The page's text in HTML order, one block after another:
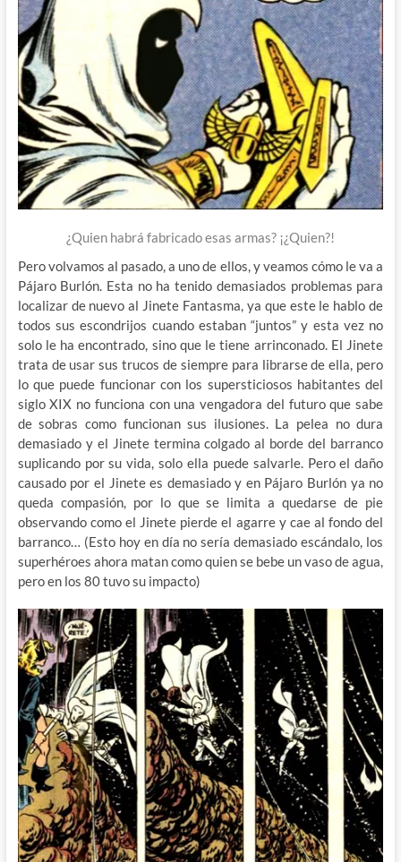
¿Quien habrá fabricado esas armas? ¡¿Quien?!
Pero volvamos al pasado, a uno de ellos, y veamos cómo le va a
Pájaro Burlón. Esta no ha tenido demasiados problemas para
localizar de nuevo al Jinete Fantasma, ya que este le hablo de
todos sus escondrijos cuando estaban “juntos” y esta vez no
solo le ha encontrado, sino que le tiene arrinconado. El Jinete
trata de usar sus trucos de siempre para librarse de ella, pero
lo que puede funcionar con los supersticiosos habitantes del
siglo XIX no funciona con una vengadora del futuro que sabe
de sobras como funcionan sus ilusiones. La pelea no dura
demasiado y el Jinete termina colgado al borde del barranco
suplicando por su vida, solo ella puede salvarle. Pero el daño
causado por el Jinete es demasiado y en Pájaro Burlón ya no
queda compasión, por lo que se limita a quedarse de pie
observando como el Jinete pierde el agarre y cae al fondo del
barranco… (Esto hoy en día no sería demasiado escándalo, los
superhéroes ahora matan como quien se bebe un vaso de agua,
pero en los 80 tuvo su impacto)